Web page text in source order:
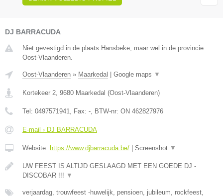
DJ BARRACUDA
Niet gevestigd in de plaats Hansbeke, maar wel in de provincie
Oost-Vlaanderen.
Oost-Vlaanderen » Maarkedal Google maps ▼
Kortekeer 2, 9680 Maarkedal (Oost-Vlaanderen)
Tel: 0497571941, Fax: -, BTW-nr: ON 462827976
E-mail › DJ BARRACUDA
Website: https://www.djbarracuda.be/ Screenshot ▼
UW FEEST IS ALTIJD GESLAAGD MET EEN GOEDE DJ -
DISCOBAR !!! ▼
verjaardag, trouwfeest -huwelijk, pensioen, jubileum, rockfeest,